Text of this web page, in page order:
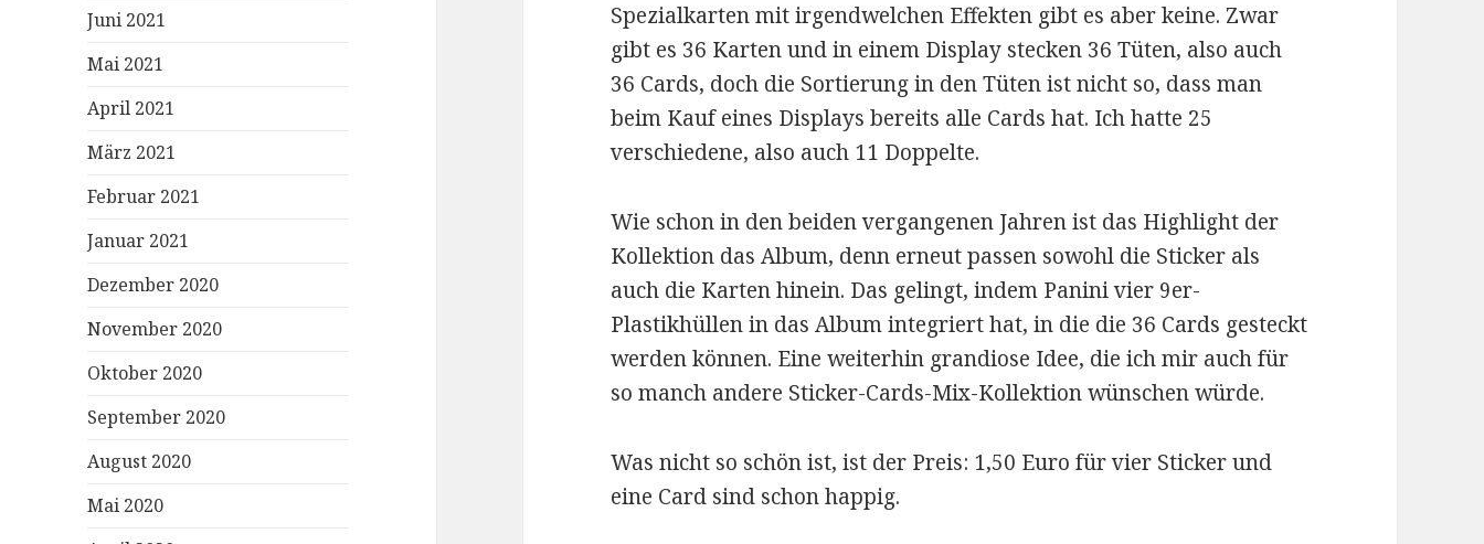
Juni 2021
Mai 2021
April 2021
März 2021
Februar 2021
Januar 2021
Dezember 2020
November 2020
Oktober 2020
September 2020
August 2020
Mai 2020
Spezialkarten mit irgendwelchen Effekten gibt es aber keine. Zwar
gibt es 36 Karten und in einem Display stecken 36 Tüten, also auch
36 Cards, doch die Sortierung in den Tüten ist nicht so, dass man
beim Kauf eines Displays bereits alle Cards hat. Ich hatte 25
verschiedene, also auch 11 Doppelte.
Wie schon in den beiden vergangenen Jahren ist das Highlight der
Kollektion das Album, denn erneut passen sowohl die Sticker als
auch die Karten hinein. Das gelingt, indem Panini vier 9er-
Plastikhüllen in das Album integriert hat, in die die 36 Cards gesteckt
werden können. Eine weiterhin grandiose Idee, die ich mir auch für
so manch andere Sticker-Cards-Mix-Kollektion wünschen würde.
Was nicht so schön ist, ist der Preis: 1,50 Euro für vier Sticker und
eine Card sind schon happig.